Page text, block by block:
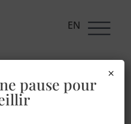
EN
pause pour
×